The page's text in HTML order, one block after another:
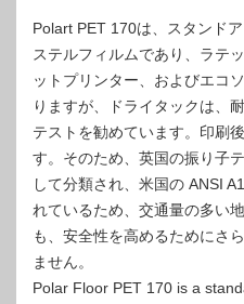
Polart PET 170は、スタンド
ステルフィルムであり、ラテ
ットプリンター、およびエコ
りますが、ドライタックは、
テストを勧めています。印刷
す。そのため、英国の振り子
して分類され、米国の ANSI
れているため、交通量の多い
も、安全性を高めるためにさ
ません。
Polar Floor PET 170 is a